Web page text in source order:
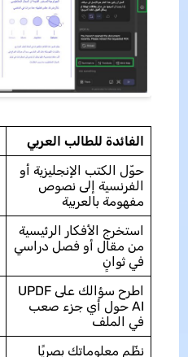
الفائدة للطالب العربي
حوّل الكتب الإنجليزية أو
الفرنسية إلى نصوص
مفهومة بالعربية
استخرج الأفكار الرئيسية
من مقال أو فصل دراسي
في ثوانٍ
اطرح سؤالك على UPDF
AI حول أي جزء صعب
في الملف
نظّم معلوماتك بصريًا